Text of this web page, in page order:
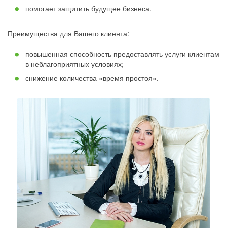
помогает защитить будущее бизнеса.
Преимущества для Вашего клиента:
повышенная способность предоставлять услуги клиентам
в неблагоприятных условиях;
снижение количества «время простоя».